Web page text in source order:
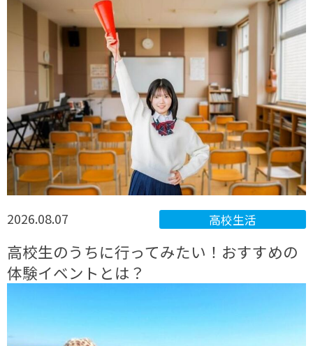
2026.08.07 高校生活
高校生のうちに行ってみたい！おすすめの
体験イベントとは？